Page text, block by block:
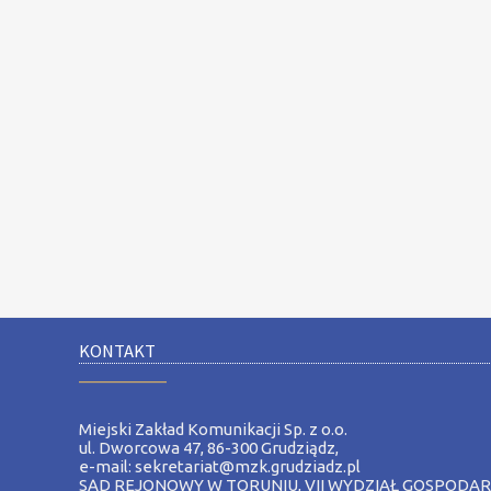
KONTAKT
Miejski Zakład Komunikacji Sp. z o.o.
ul. Dworcowa 47, 86-300 Grudziądz,
e-mail: sekretariat@mzk.grudziadz.pl
SĄD REJONOWY W TORUNIU, VII WYDZIAŁ